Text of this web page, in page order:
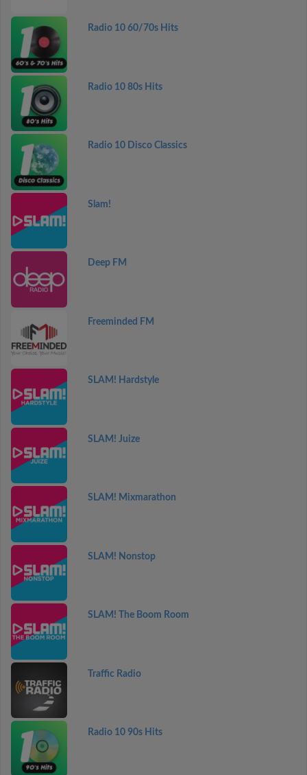
Radio 10 60/70s Hits
Radio 10 80s Hits
Radio 10 Disco Classics
Slam!
Deep FM
Freeminded FM
SLAM! Hardstyle
SLAM! Juize
SLAM! Mixmarathon
SLAM! Nonstop
SLAM! The Boom Room
Traffic Radio
Radio 10 90s Hits